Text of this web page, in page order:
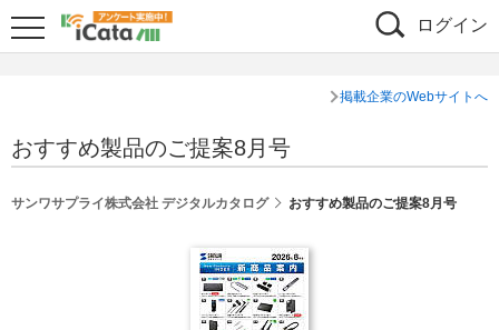
ログイン
掲載企業のWebサイトへ
おすすめ製品のご提案8月号
サンワサプライ株式会社 デジタルカタログ おすすめ製品のご提案8月号